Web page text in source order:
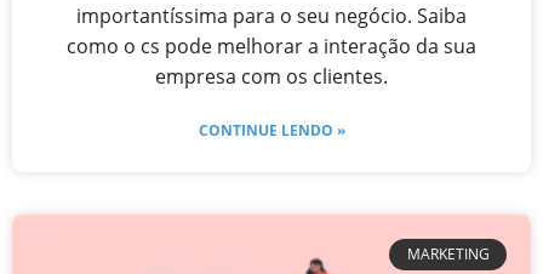
importantíssima para o seu negócio. Saiba
como o cs pode melhorar a interação da sua
empresa com os clientes.
CONTINUE LENDO »
MARKETING